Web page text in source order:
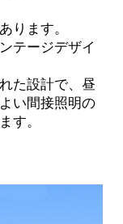
ります。
テージデザイ
た設計で、昼
い間接照明の
す。